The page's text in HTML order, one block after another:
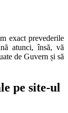
în măsura strictă în
să nu fie în
internaţional.
de la art. 2, cu
de război, şi nici
exact prevederile
atunci, însă, vă
de Guvern și să
pe site-ul